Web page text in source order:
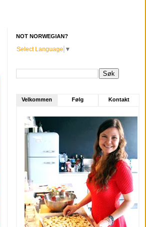
NOT NORWEGIAN?
Select Language ▼
Velkommen Følg Kontakt